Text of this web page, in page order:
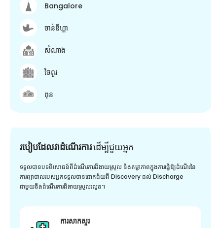
Bangalore
ចាន់ឌីហ្គា
សំណាង
ចៃពួរ
ពុន
របៀបដែលវាដំណើរការដើម្បី​ជួយ​អ្នក
ទទួលបានបទពិសោធន៍ពីដំណើរការដ៏ងាយស្រួល និងតម្លាភាពក្នុងការធ្វើឱ្យដំណើរនៃ
ការព្យាបាលរបស់អ្នកទទួលបានជោគជ័យពី Discovery ដល់ Discharge
ជាមួយនឹងដំណើរការដ៏ងាយស្រួលរលូន។
ការសាកសួរ